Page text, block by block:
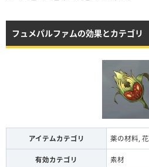
フュメパルファムの効果とカテゴリ
アイテムカテゴリ 薬の材料, 花
有効カテゴリ 素材